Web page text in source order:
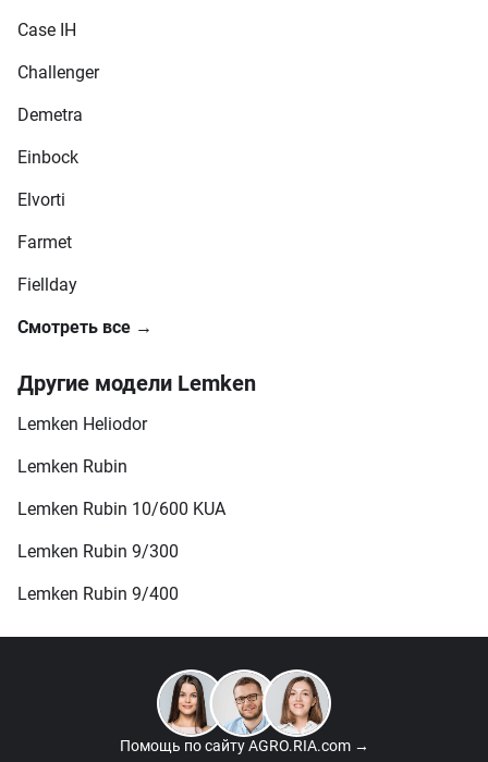
Case IH
Challenger
Demetra
Einbock
Elvorti
Farmet
Fiellday
Смотреть все →
Другие модели Lemken
Lemken Heliodor
Lemken Rubin
Lemken Rubin 10/600 KUA
Lemken Rubin 9/300
Lemken Rubin 9/400
Помощь по сайтуAGRO.RIA.com →